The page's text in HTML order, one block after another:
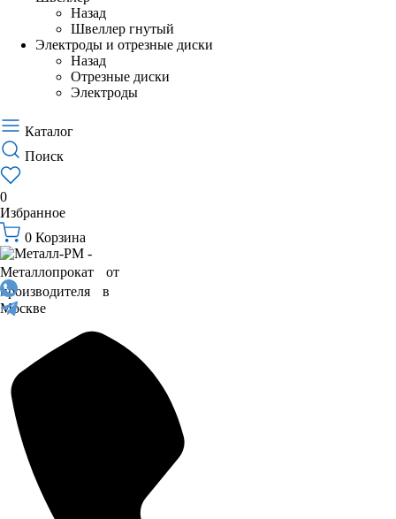
Назад
Швеллер гнутый
Электроды и отрезные диски
Назад
Отрезные диски
Электроды
Каталог
Поиск
0
Избранное
0 Корзина